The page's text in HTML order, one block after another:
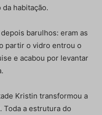
habitação.
barulhos: eram as
partir o vidro entrou o
e acabou por levantar
Kristin transformou a
Toda a estrutura do